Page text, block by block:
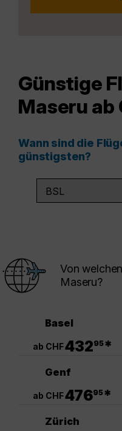
Günstige
Maseru ab
Wann sind die
günstigsten?
Von
Maseru?
Basel
ab CHF43295*
Genf
ab CHF47695*
Zürich